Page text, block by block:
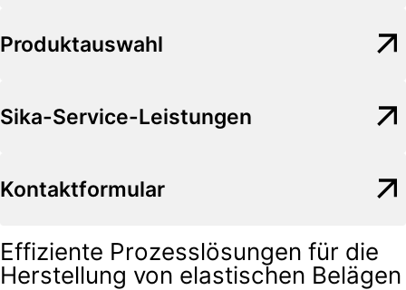
Produktauswahl
Sika-Service-Leistungen
Kontaktformular
Effiziente Prozesslösungen für die
Herstellung von elastischen Belägen